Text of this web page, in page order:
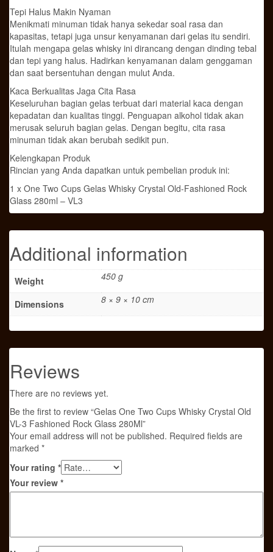
Tepi Halus Makin Nyaman
Menikmati minuman tidak hanya sekedar soal rasa dan
kapasitas, tetapi juga unsur kenyamanan dari gelas itu sendiri.
Itulah mengapa gelas whisky ini dirancang dengan dinding tebal
dan tepi yang halus. Hadirkan kenyamanan dalam genggaman
dan saat bersentuhan dengan mulut Anda.
Kaca Berkualitas Jaga Cita Rasa
Keseluruhan bagian gelas terbuat dari material kaca dengan
kepadatan dan kualitas tinggi. Penguapan alkohol tidak akan
merusak seluruh bagian gelas. Dengan begitu, cita rasa
minuman tidak akan berubah sedikit pun.
Kelengkapan Produk
Rincian yang Anda dapatkan untuk pembelian produk ini:
1 x One Two Cups Gelas Whisky Crystal Old-Fashioned Rock
Glass 280ml – VL3
Additional information
Weight 450 g
Dimensions 8 × 9 × 10 cm
Reviews
There are no reviews yet.
Be the first to review “Gelas One Two Cups Whisky Crystal Old
VL-3 Fashioned Rock Glass 280Ml”
Your email address will not be published. Required fields are
marked *
Your rating *
Your review *